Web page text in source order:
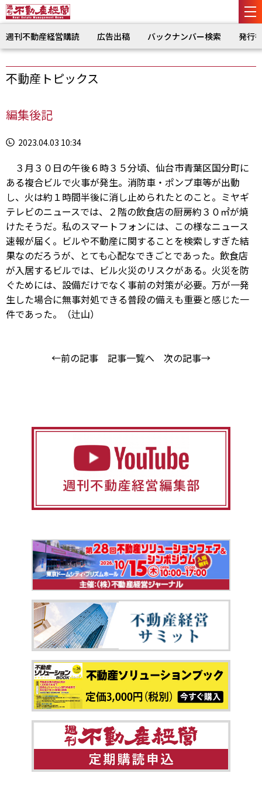
週刊不動産経営購読 広告出稿 バックナンバー検索 発行
不動産トピックス
編集後記
2023.04.03 10:34
３月３０日の午後６時３５分頃、仙台市青葉区国分町に
ある複合ビルで火事が発生。消防車・ポンプ車等が出動
し、火は約１時間半後に消し止められたとのこと。ミヤギ
テレビのニュースでは、２階の飲食店の厨房約３０㎡が焼
けたそうだ。私のスマートフォンには、この様なニュース
速報が届く。ビルや不動産に関することを検索しすぎた結
果なのだろうが、とても心配なできごとであった。飲食店
が入居するビルでは、ビル火災のリスクがある。火災を防
ぐためには、設備だけでなく事前の対策が必要。万が一発
生した場合に無事対処できる普段の備えも重要と感じた一
件であった。（辻山）
←前の記事 記事一覧へ 次の記事→